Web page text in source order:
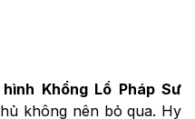
Khổng Lồ Pháp Sư
không nên bỏ qua. Hy